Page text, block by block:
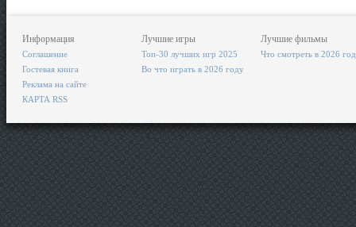
Информация
Соглашение
Гостевая книга
Реклама на сайте
КАРТА RSS
Лучшие игры
Топ-30 лучших игр 2025
Во что играть в 2026 году
Лучшие фильмы
Что смотреть в 2026